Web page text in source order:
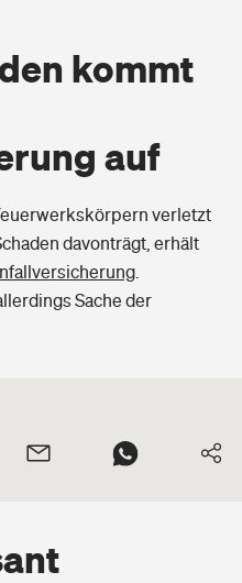
kommt
auf
verletzt
davonträgt, erhält
Sache der